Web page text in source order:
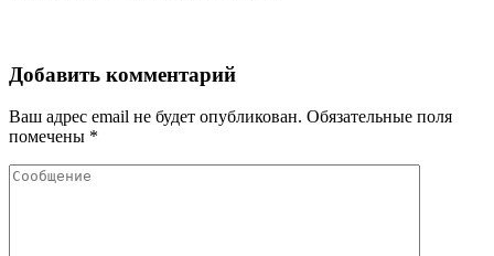
Добавить комментарий
Ваш адрес email не будет опубликован. Обязательные поля
помечены *